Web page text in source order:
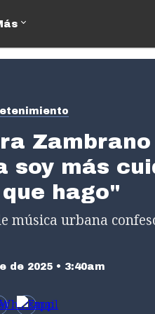
soy más
hago"
música urbana
de 2025 • 3:40am